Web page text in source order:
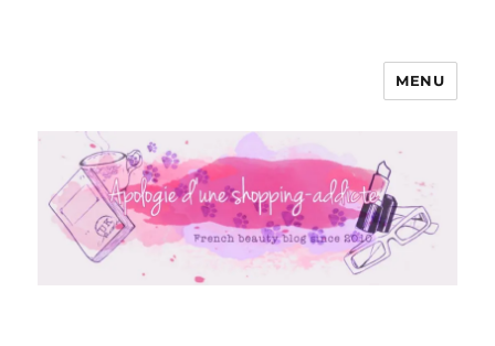
Apologie d'une Shopping-addicte
MENU